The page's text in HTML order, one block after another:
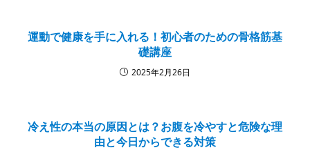
運動で健康を手に入れる！初心者のための骨格筋基
礎講座
2025年2月26日
冷え性の本当の原因とは？お腹を冷やすと危険な理
由と今日からできる対策